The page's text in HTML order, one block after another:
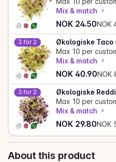
Mix & match
NOK 24.50
Current price is:
NOK
Unit price: NOK
3 for 2
Økologiske Taco
Max 10 per
Mix & match
NOK 40.90
Current price is:
NOK
Unit price: NOK
3 for 2
Økologiske
Max 10 per
Mix & match
NOK 29.80
Current price is:
NOK
Unit price: NOK
About this product